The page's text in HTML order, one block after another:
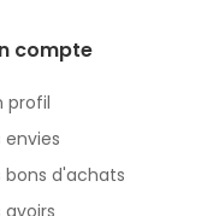
compte
profil
envies
bons d'achats
avoirs